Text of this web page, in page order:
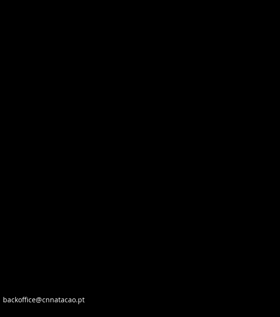
backoffice@cnnatacao.pt